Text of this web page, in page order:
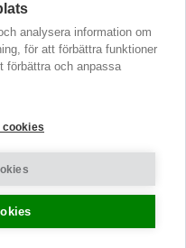
Alla rättigheter förbehålls
analysera information om
för att förbättra funktioner
förbättra och anpassa